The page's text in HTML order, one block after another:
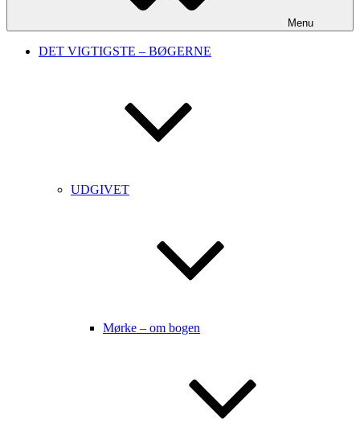
Menu
DET VIGTIGSTE – BØGERNE
UDGIVET
Mørke – om bogen